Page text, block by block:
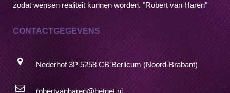
zodat wensen realiteit kunnen worden. "Robert van Haren"
CONTACTGEGEVENS
Nederhof 3P 5258 CB Berlicum (Noord-Brabant)
robertvanharen@hetnet.nl